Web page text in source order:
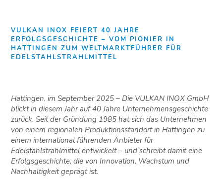
VULKAN INOX FEIERT 40 JAHRE
ERFOLGSGESCHICHTE – VOM PIONIER IN
HATTINGEN ZUM WELTMARKTFÜHRER FÜR
EDELSTAHLSTRAHLMITTEL
Hattingen, im September 2025 – Die VULKAN INOX GmbH
blickt in diesem Jahr auf 40 Jahre Unternehmensgeschichte
zurück. Seit der Gründung 1985 hat sich das Unternehmen
von einem regionalen Produktionsstandort in Hattingen zu
einem international führenden Anbieter für
Edelstahlstrahlmittel entwickelt – und schreibt damit eine
Erfolgsgeschichte, die von Innovation, Wachstum und
Nachhaltigkeit geprägt ist.